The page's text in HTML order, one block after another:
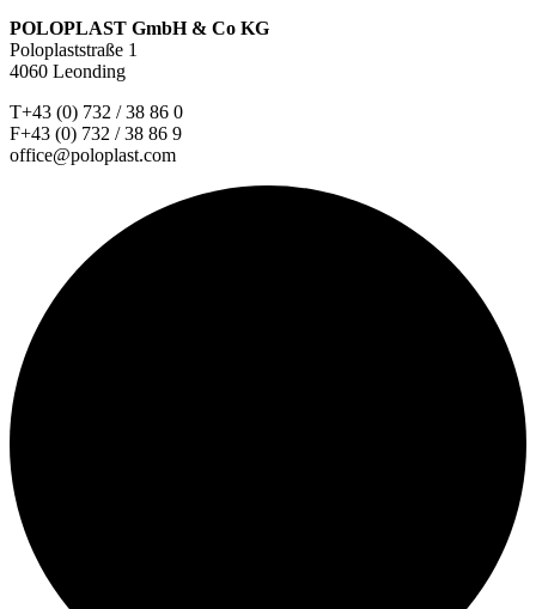
POLOPLAST GmbH & Co KG
Poloplaststraße 1
4060 Leonding
T+43 (0) 732 / 38 86 0
F+43 (0) 732 / 38 86 9
office@poloplast.com